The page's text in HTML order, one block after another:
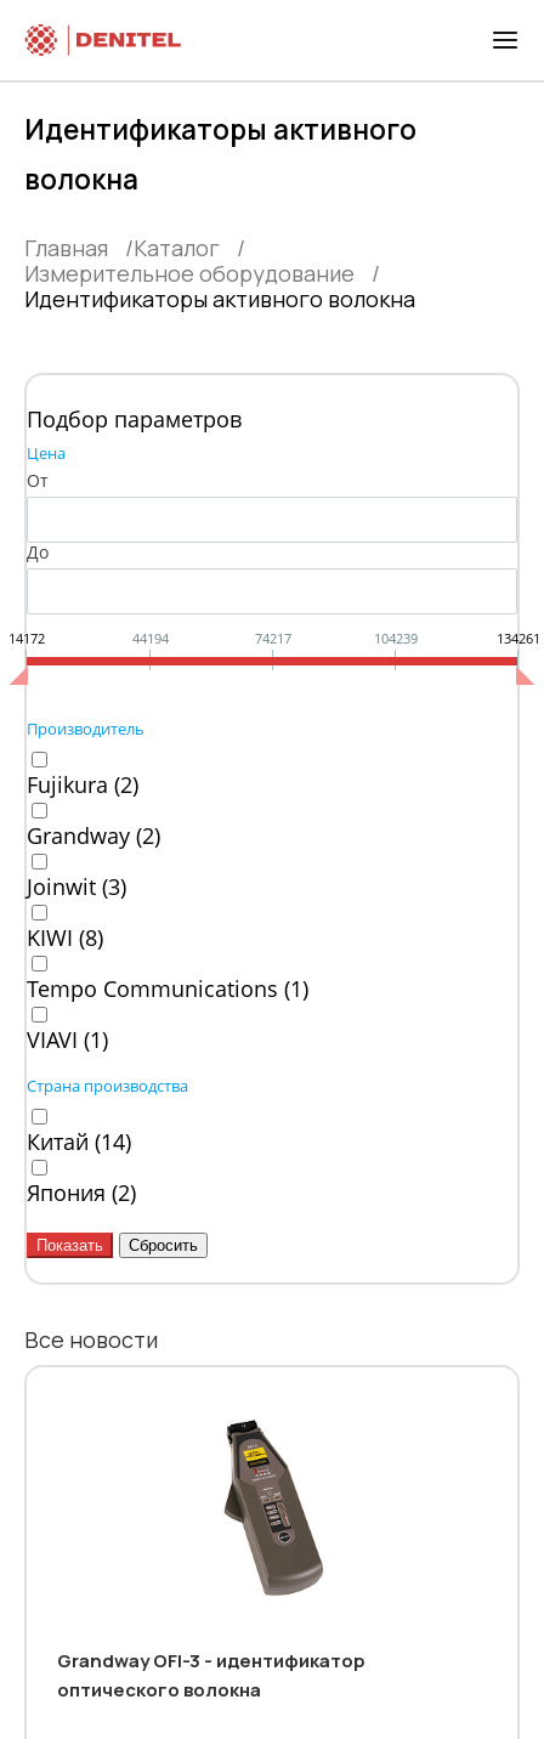
Идентификаторы активного
волокна
Главная
Каталог
Измерительное оборудование
Идентификаторы активного волокна
Подбор параметров
Цена
От
До
14172 44194 74217 104239 134261
Производитель
Fujikura (2)
Grandway (2)
Joinwit (3)
KIWI (8)
Tempo Communications (1)
VIAVI (1)
Страна производства
Китай (14)
Япония (2)
Все новости
Grandway OFI-3 - идентификатор
оптического волокна